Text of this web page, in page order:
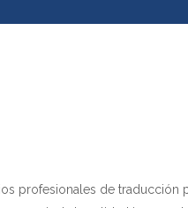
profesionales de